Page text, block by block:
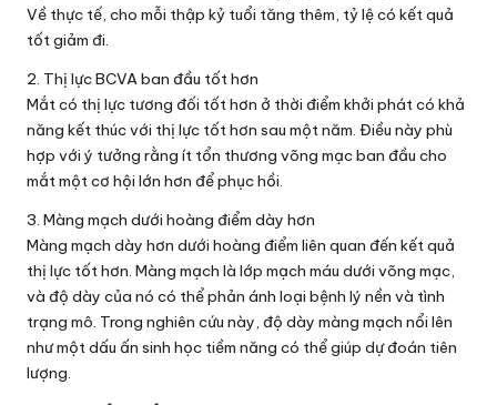
Về thực tế, cho mỗi thập kỷ tuổi tăng thêm, tỷ lệ có kết quả
tốt giảm đi.
2. Thị lực BCVA ban đầu tốt hơn
Mắt có thị lực tương đối tốt hơn ở thời điểm khởi phát có khả
năng kết thúc với thị lực tốt hơn sau một năm. Điều này phù
hợp với ý tưởng rằng ít tổn thương võng mạc ban đầu cho
mắt một cơ hội lớn hơn để phục hồi.
3. Màng mạch dưới hoàng điểm dày hơn
Màng mạch dày hơn dưới hoàng điểm liên quan đến kết quả
thị lực tốt hơn. Màng mạch là lớp mạch máu dưới võng mạc,
và độ dày của nó có thể phản ánh loại bệnh lý nền và tình
trạng mô. Trong nghiên cứu này, độ dày màng mạch nổi lên
như một dấu ấn sinh học tiềm năng có thể giúp dự đoán tiên
lượng.